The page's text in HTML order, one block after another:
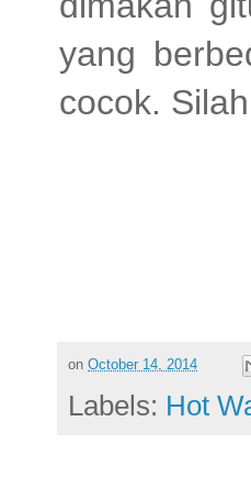
yang
cocok.
on October 14, 2014
Labels: Hot